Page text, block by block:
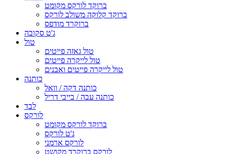
ברוקד לורקס מקומט
ברוקד קלוקה משולב לורקס
ברוקרד מודפס
ג'ט סקובה
טול
טול גאזה פייטים
טול לייקרה פייטים
טול לייקרה פייטים ואבנים
כותנה
כותנה דקה / וואל
כותנה עבה / בייבי דריל
לבד
לורקס
ברוקד לורקס מקומט
ג'ט לורקס
לורקס ארמני
לורקס ברוקרד מקושט